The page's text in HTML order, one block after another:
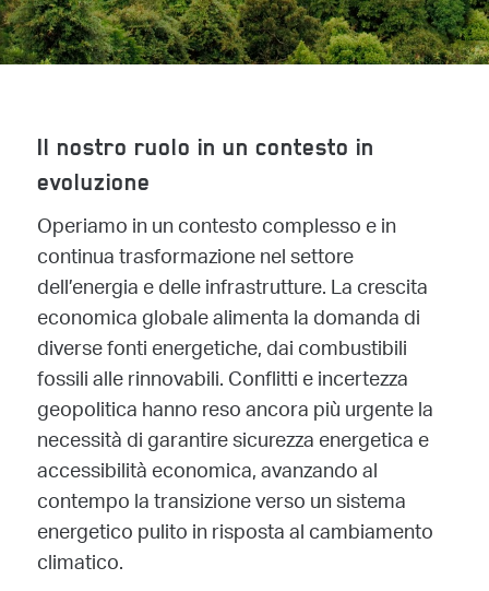
Il nostro ruolo in un contesto in
evoluzione
Operiamo in un contesto complesso e in
continua trasformazione nel settore
dell’energia e delle infrastrutture. La crescita
economica globale alimenta la domanda di
diverse fonti energetiche, dai combustibili
fossili alle rinnovabili. Conflitti e incertezza
geopolitica hanno reso ancora più urgente la
necessità di garantire sicurezza energetica e
accessibilità economica, avanzando al
contempo la transizione verso un sistema
energetico pulito in risposta al cambiamento
climatico.